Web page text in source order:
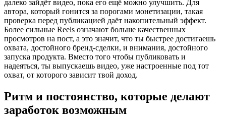
далеко зайдёт видео, пока его ещё можно улучшить. Для
автора, который гонится за порогами монетизации, такая
проверка перед публикацией даёт накопительный эффект.
Более сильные Reels означают больше качественных
просмотров на пост, а это значит, что ты быстрее достигаешь
охвата, достойного бренд-сделки, и внимания, достойного
запуска продукта. Вместо того чтобы публиковать и
надеяться, ты выпускаешь видео, уже настроенные под тот
охват, от которого зависит твой доход.
Ритм и постоянство, которые делают
заработок возможным